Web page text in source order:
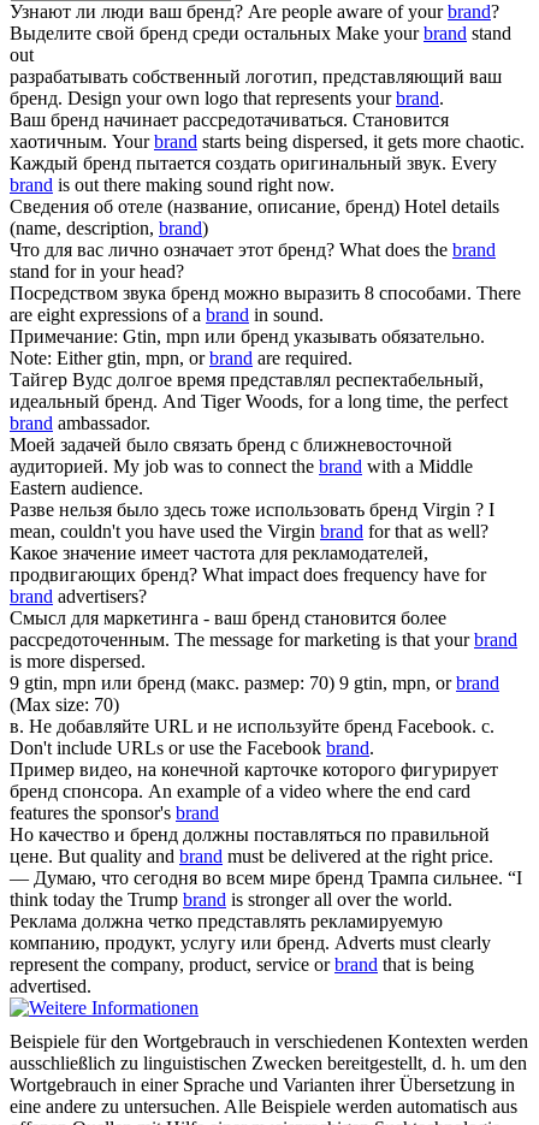
Узнают ли люди ваш бренд? Are people aware of yourbrand?
Выделите свой бренд среди остальных Make yourbrand stand
out
разрабатывать собственный логотип, представляющий ваш
бренд. Design your own logo that represents yourbrand.
Ваш бренд начинает рассредотачиваться. Становится
хаотичным. Yourbrand starts being dispersed, it gets more chaotic.
Каждый бренд пытается создать оригинальный звук. Every
brand is out there making sound right now.
Сведения об отеле (название, описание, бренд) Hotel details
(name, description, brand)
Что для вас лично означает этот бренд? What does the brand
stand for in your head?
Посредством звука бренд можно выразить 8 способами. There
are eight expressions of a brand in sound.
Примечание: Gtin, mpn или бренд указывать обязательно.
Note: Either gtin, mpn, orbrand are required.
Тайгер Вудс долгое время представлял респектабельный,
идеальный бренд. And Tiger Woods, for a long time, the perfect
brand ambassador.
Моей задачей было связать бренд с ближневосточной
аудиторией. My job was to connect the brand with a Middle
Eastern audience.
Разве нельзя было здесь тоже использовать бренд Virgin ? I
mean, couldn't you have used the Virgin brand for that as well?
Какое значение имеет частота для рекламодателей,
продвигающих бренд? What impact does frequency have for
brand advertisers?
Смысл для маркетинга - ваш бренд становится более
рассредоточенным. The message for marketing is that yourbrand
is more dispersed.
9 gtin, mpn или бренд (макс. размер: 70) 9 gtin, mpn, orbrand
(Max size: 70)
в. Не добавляйте URL и не используйте бренд Facebook. c.
Don't include URLs or use the Facebook brand.
Пример видео, на конечной карточке которого фигурирует
бренд спонсора. An example of a video where the end card
features the sponsor's brand
Но качество и бренд должны поставляться по правильной
цене. But quality and brand must be delivered at the right price.
— Думаю, что сегодня во всем мире бренд Трампа сильнее. “I
think today the Trump brand is stronger all over the world.
Реклама должна четко представлять рекламируемую
компанию, продукт, услугу или бренд. Adverts must clearly
represent the company, product, service orbrand that is being
advertised.
Beispiele für den Wortgebrauch in verschiedenen Kontexten werden
ausschließlich zu linguistischen Zwecken bereitgestellt, d. h. um den
Wortgebrauch in einer Sprache und Varianten ihrer Übersetzung in
eine andere zu untersuchen. Alle Beispiele werden automatisch aus